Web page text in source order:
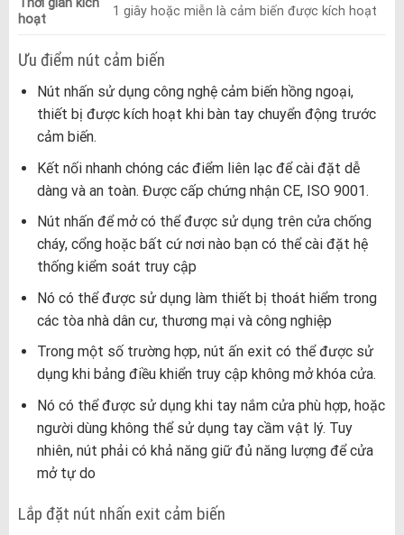
Thời gian kích
hoạt
1 giây hoặc miễn là cảm biến được kích hoạt
Ưu điểm nút cảm biến
Nút nhấn sử dụng công nghệ cảm biến hồng ngoại,
thiết bị được kích hoạt khi bàn tay chuyển động trước
cảm biến.
Kết nối nhanh chóng các điểm liên lạc để cài đặt dễ
dàng và an toàn. Được cấp chứng nhận CE, ISO 9001.
Nút nhấn để mở có thể được sử dụng trên cửa chống
cháy, cổng hoặc bất cứ nơi nào bạn có thể cài đặt hệ
thống kiểm soát truy cập
Nó có thể được sử dụng làm thiết bị thoát hiểm trong
các tòa nhà dân cư, thương mại và công nghiệp
Trong một số trường hợp, nút ấn exit có thể được sử
dụng khi bảng điều khiển truy cập không mở khóa cửa.
Nó có thể được sử dụng khi tay nắm cửa phù hợp, hoặc
người dùng không thể sử dụng tay cầm vật lý. Tuy
nhiên, nút phải có khả năng giữ đủ năng lượng để cửa
mở tự do
Lắp đặt nút nhấn exit cảm biến